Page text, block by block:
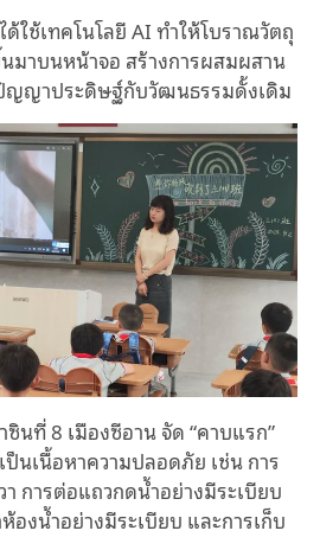
ใช้เทคโนโลยี AI ทำให้โบราณวัตถุ
มาบนหน้าจอ สร้างการผสมผสาน
ญญาประดิษฐ์กับวัฒนธรรมดั้งเดิม
ซินที่ 8 เมืองซีอาน จัด “คาบแรก”
นเนื้อหาความปลอดภัย เช่น การ
การต่อแถวกดน้ำอย่างมีระเบียบ
องน้ำอย่างมีระเบียบ และการเก็บ